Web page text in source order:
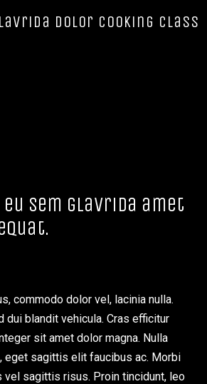
dolor cooking class
sem glavrida amet
commodo dolor vel, lacinia nulla.
dui blandit vehicula. Cras efficitur
sit amet dolor magna. Nulla
eget sagittis elit faucibus ac. Morbi
vel sagittis risus. Proin tincidunt, leo